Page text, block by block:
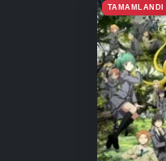
TAMAMLANDI